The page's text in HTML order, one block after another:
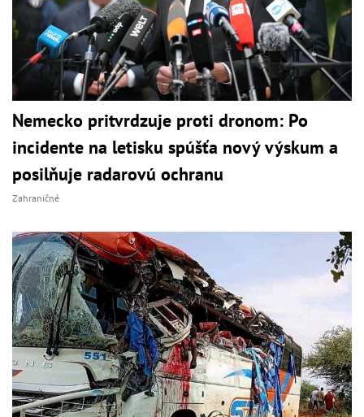
Nemecko pritvrdzuje proti dronom: Po
incidente na letisku spúšťa nový výskum a
posilňuje radarovú ochranu
Zahraničné